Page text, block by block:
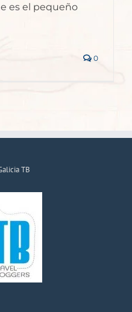
es el pequeño
0
TB